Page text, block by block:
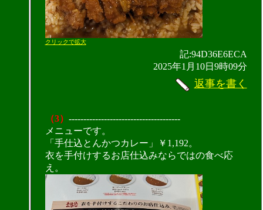
クリックで拡大
記:94D36E6ECA
2025年1月10日9時09分
返事を書く
（3） --------------------------------------
メニューです。
「手仕込とんかつカレー」￥1,192。
衣を手付けするお店仕込みならではの食べ応
え。